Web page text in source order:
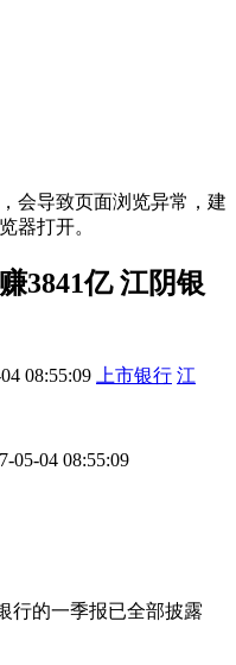
会导致页面浏览异常，建
器打开。
3841亿 江阴银
08:55:09 上市银行 江
04 08:55:09
行的一季报已全部披露